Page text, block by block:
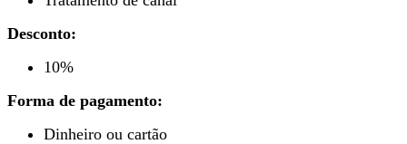
Desconto:
10%
Forma de pagamento:
Dinheiro ou cartão